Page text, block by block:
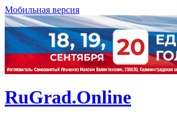
Мобильная версия
RuGrad.Online